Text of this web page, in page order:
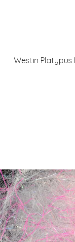
Westin Platypus